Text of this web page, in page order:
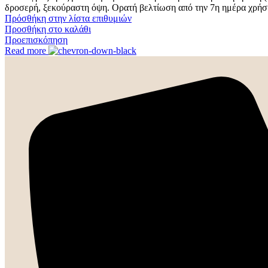
δροσερή, ξεκούραστη όψη. Ορατή βελτίωση από την 7η ημέρα
Πρόσθήκη στην λίστα επιθυμιών
Προσθήκη στο καλάθι
Προεπισκόπηση
Read more